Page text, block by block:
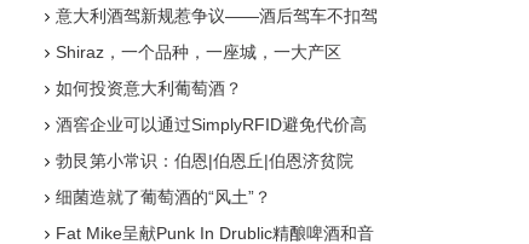
意大利酒驾新规惹争议——酒后驾车不扣驾
Shiraz，一个品种，一座城，一大产区
如何投资意大利葡萄酒？
酒窖企业可以通过SimplyRFID避免代价高
勃艮第小常识：伯恩|伯恩丘|伯恩济贫院
细菌造就了葡萄酒的“风土”？
Fat Mike呈献Punk In Drublic精酿啤酒和音